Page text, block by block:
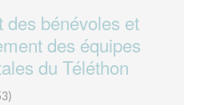
des bénévoles et
des équipes
du Téléthon